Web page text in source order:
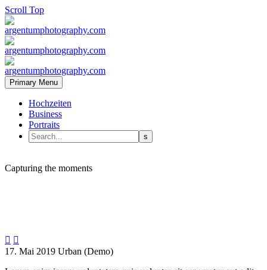
Scroll Top
Primary Menu
Hochzeiten
Business
Portraits
Capturing the moments
 
17. Mai 2019 Urban (Demo)